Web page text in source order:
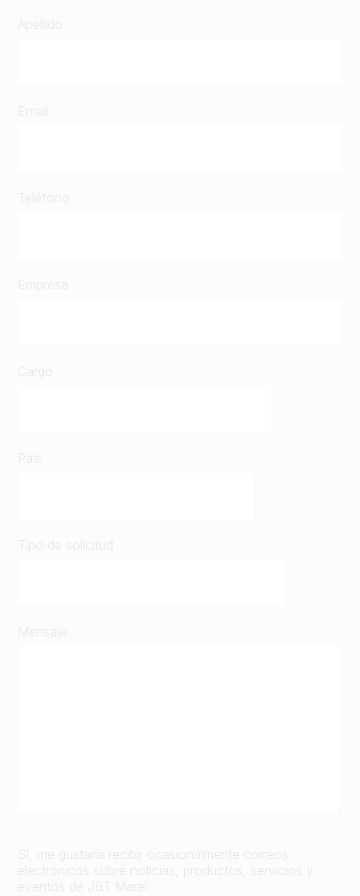
Apellido
Email
Teléfono
Empresa
Cargo
País
Tipo de solicitud
Mensaje
Sí, me gustaría recibir ocasionalmente correos
electrónicos sobre noticias, productos, servicios y
eventos de JBT Marel.